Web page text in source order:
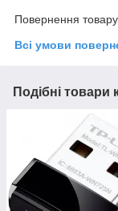
Повернення
Всі умови
Подібні товари